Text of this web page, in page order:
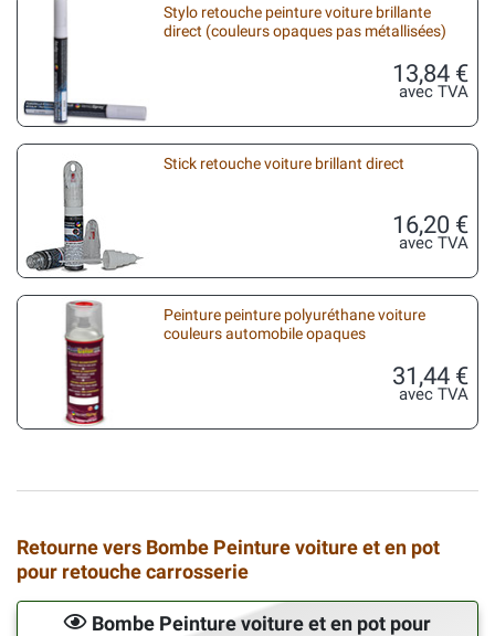
Stylo retouche peinture voiture brillante
direct (couleurs opaques pas métallisées)
13,84 €
avec TVA
Stick retouche voiture brillant direct
16,20 €
avec TVA
Peinture peinture polyuréthane voiture
couleurs automobile opaques
31,44 €
avec TVA
Retourne vers Bombe Peinture voiture et en pot
pour retouche carrosserie
Bombe Peinture voiture et en pot pour